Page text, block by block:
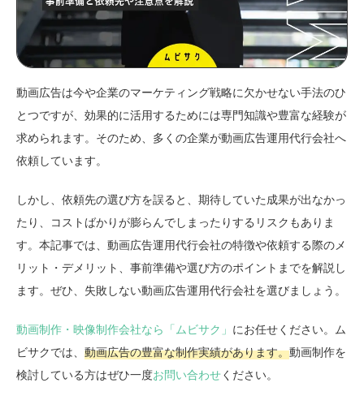
動画広告は今や企業のマーケティング戦略に欠かせない手法のひ
とつですが、効果的に活用するためには専門知識や豊富な経験が
求められます。そのため、多くの企業が動画広告運用代行会社へ
依頼しています。
しかし、依頼先の選び方を誤ると、期待していた成果が出なかっ
たり、コストばかりが膨らんでしまったりするリスクもありま
す。本記事では、動画広告運用代行会社の特徴や依頼する際のメ
リット・デメリット、事前準備や選び方のポイントまでを解説し
ます。ぜひ、失敗しない動画広告運用代行会社を選びましょう。
動画制作・映像制作会社なら「ムビサク」 にお任せください。ム
ビサクでは、 動画広告の豊富な制作実績があります。動画制作を
検討している方はぜひ一度お問い合わせください。